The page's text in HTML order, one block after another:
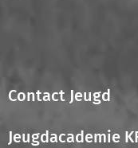
Contact Jeugd
Jeugdacademie